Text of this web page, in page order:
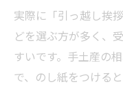
実際に「引っ越し挨
どを選ぶ方が多く、
すいです。手土産の
で、のし紙をつける